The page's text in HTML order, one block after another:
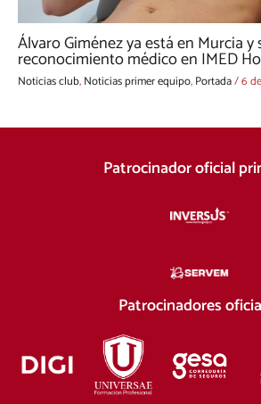
Álvaro Giménez ya está en Murcia y
reconocimiento médico en IMED
Noticias club,Noticias primer equipo,Portada/6
Patrocinador oficial
Patrocinadores